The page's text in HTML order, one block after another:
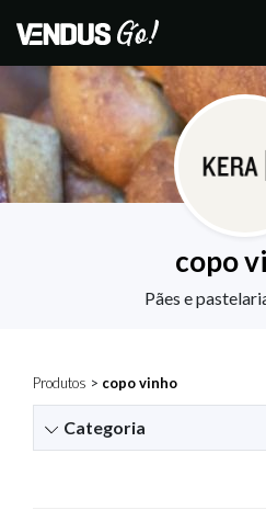
copo
Pães e
Produtos > copo vinho
Categoria